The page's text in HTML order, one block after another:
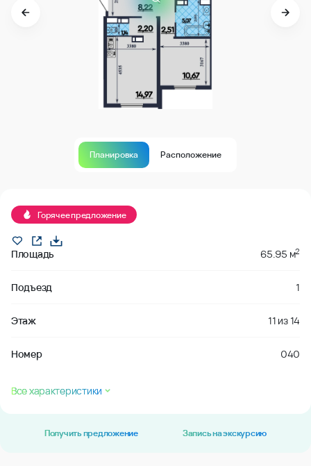
Планировка Расположение
Горячее предложение
Площадь 65.95 м2
Подъезд 1
Этаж 11 из14
Номер 040
Все характеристики
Получить предложение Запись на экскурсию